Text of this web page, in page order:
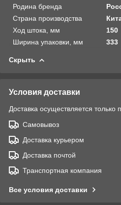
Родина бренда
Страна производства
Ход штока, мм
150
Ширина упаковки, мм
333
Скрыть
Условия доставки
Доставка осуществляется только
Самовывоз
Доставка курьером
Доставка почтой
Транспортная компания
Все условия доставки